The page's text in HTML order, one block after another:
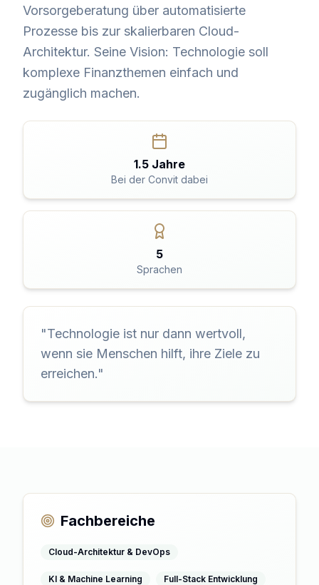
Vorsorgeberatung über automatisierte
Prozesse bis zur skalierbaren Cloud-
Architektur. Seine Vision: Technologie soll
komplexe Finanzthemen einfach und
zugänglich machen.
1.5 Jahre
Bei der Convit dabei
5
Sprachen
"Technologie ist nur dann wertvoll,
wenn sie Menschen hilft, ihre Ziele zu
erreichen."
Fachbereiche
Cloud-Architektur & DevOps
KI & Machine Learning
Full-Stack Entwicklung